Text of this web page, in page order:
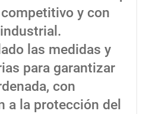
y con
las medidas y
para garantizar
con
a la protección del